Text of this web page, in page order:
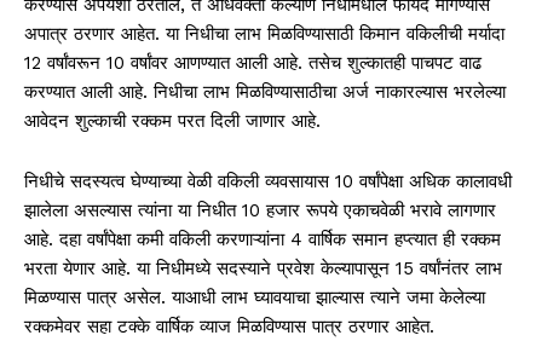
करण्यास अपयशी ठरतील, ते अधिवक्ता कल्याण निधीमधील फायदे मागण्यास
अपात्र ठरणार आहेत. या निधीचा लाभ मिळविण्यासाठी किमान वकिलीची मर्यादा
12 वर्षांवरून 10 वर्षांवर आणण्यात आली आहे. तसेच शुल्कातही पाचपट वाढ
करण्यात आली आहे. निधीचा लाभ मिळविण्यासाठीचा अर्ज नाकारल्यास भरलेल्या
आवेदन शुल्काची रक्कम परत दिली जाणार आहे.
निधीचे सदस्यत्व घेण्याच्या वेळी वकिली व्यवसायास 10 वर्षांपेक्षा अधिक कालावधी
झालेला असल्यास त्यांना या निधीत 10 हजार रूपये एकाचवेळी भरावे लागणार
आहे. दहा वर्षांपेक्षा कमी वकिली करणाऱ्यांना 4 वार्षिक समान हप्त्यात ही रक्कम
भरता येणार आहे. या निधीमध्ये सदस्याने प्रवेश केल्यापासून 15 वर्षांनंतर लाभ
मिळण्यास पात्र असेल. याआधी लाभ घ्यावयाचा झाल्यास त्याने जमा केलेल्या
रक्कमेवर सहा टक्के वार्षिक व्याज मिळविण्यास पात्र ठरणार आहेत.